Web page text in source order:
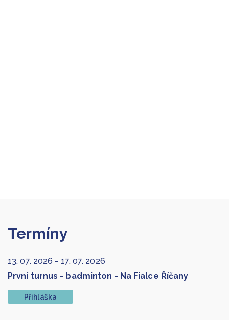
Termíny
13. 07. 2026 - 17. 07. 2026
První turnus - badminton - Na Fialce Říčany
Přihláška